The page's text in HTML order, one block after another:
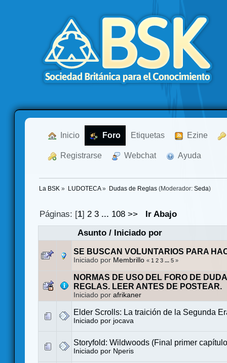
Inicio Foro Etiquetas Ezine
Registrarse Webchat Ayuda
La BSK » LUDOTECA» Dudas de Reglas(Moderador: Seda)
Páginas: [1]2 3 ... 108 >>
Ir Abajo
Asunto/ Iniciado por
SE BUSCAN VOLUNTARIOS PARA
Iniciado por Membrillo « 1 2 3 ... 5 »
NORMAS DE USO DEL FORO DE
REGLAS. LEER ANTES DE POSTEAR.
Iniciado por afrikaner
Elder Scrolls: La traición de la Segunda
Iniciado por jocava
Storyfold: Wildwoods (Final primer
Iniciado por Nperis